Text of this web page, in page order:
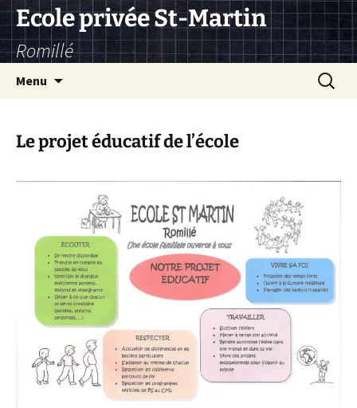
Aller
au
contenu
Ecole privée St-Martin
Romillé
Menu
Le projet éducatif de l’école